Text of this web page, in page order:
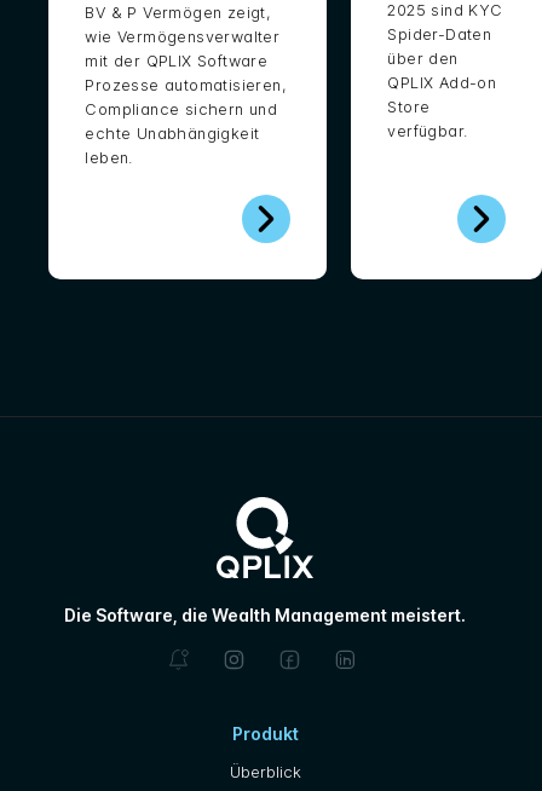
BV & P Vermögen zeigt,
wie Vermögensverwalter
mit der QPLIX Software
Prozesse automatisieren,
Compliance sichern und
echte Unabhängigkeit
leben.
2025 sind KYC
Spider-Daten
über den
QPLIX Add-on
Store
verfügbar.
Die Software, die Wealth Management meistert.
Produkt
Überblick